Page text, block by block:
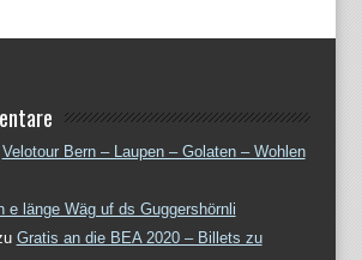
Velotour Bern – Laupen – Golaten – Wohlen
e länge Wäg uf ds Guggershörnli
Gratis an die BEA 2020 – Billets zu